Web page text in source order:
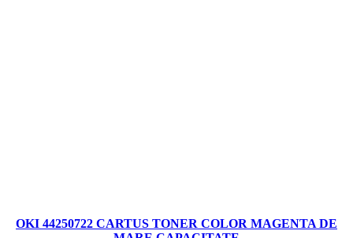
OKI 44250722 CARTUS TONER COLOR MAGENTA DE